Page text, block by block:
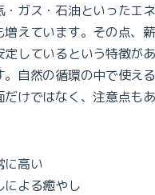
・ガス・石油といったエ
増えています。その点、
定しているという特徴が
。自然の循環の中で使え
けではなく、注意点もあ
に高い
による癒やし